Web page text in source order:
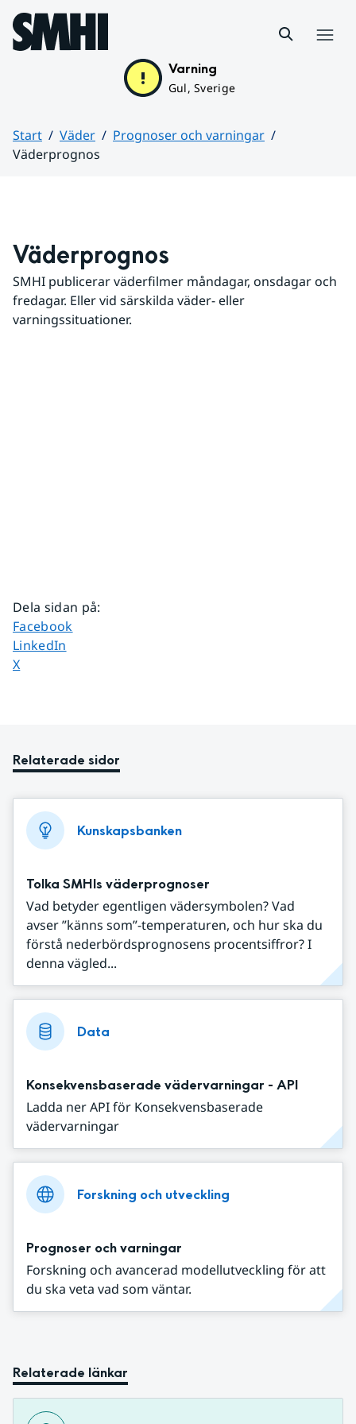
Hoppa till sidans innehåll
Varning
Gul, Sverige
Start Väder
Prognoser och varningar
Väderprognos
Väderprognos
SMHI publicerar väderfilmer måndagar, onsdagar och
fredagar. Eller vid särskilda väder- eller
varningssituationer.
Dela sidan på:
Dela sidan på
Facebook
Dela sidan på
LinkedIn
Dela sidan på
X
Relaterade sidor
Kunskapsbanken
Tolka SMHIs väderprognoser
Vad betyder egentligen vädersymbolen? Vad
avser ”känns som”-temperaturen, och hur ska du
förstå nederbördsprognosens procentsiffror? I
denna vägled...
Data
Konsekvensbaserade vädervarningar - API
Ladda ner API för Konsekvensbaserade
vädervarningar
Forskning och utveckling
Prognoser och varningar
Forskning och avancerad modellutveckling för att
du ska veta vad som väntar.
Relaterade länkar